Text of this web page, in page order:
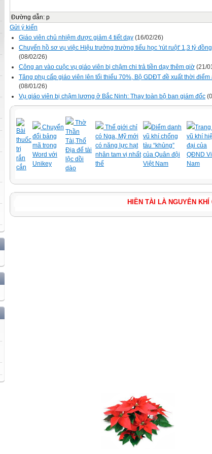
Đường dẫn: p
Gửi ý kiến
Giáo viên chủ nhiệm được giảm 4 tiết dạy (16/02/26)
Chuyển hồ sơ vụ việc Hiệu trưởng trường tiểu học 'rút ruột' 1,3 tỷ
(08/02/26)
Công an vào cuộc vụ giáo viên bị chậm chi trả tiền dạy thêm giờ (21/
Tăng phụ cấp giáo viên lên tối thiểu 70%, Bộ GDĐT đề xuất thời
(08/01/26)
Vụ giáo viên bị chậm lương ở Bắc Ninh: Thay toàn bộ ban giám đốc
Bài
thuốc
trị
rắn
cắn
Chuyển
đổi bảng
mã trong
Word với
Unikey
Thờ
Thần
Tài,Thổ
Địa để tài
lộc dồi
dào
Thế giới chỉ
có Nga, Mỹ mới
có năng lực hạt
nhân tam vị nhất
thể
Điểm danh
vũ khí chống
tàu “khủng”
của Quân đội
Việt Nam
Trang
vũ khí
đại của
QĐND
Nam
HIỀN TÀI LÀ